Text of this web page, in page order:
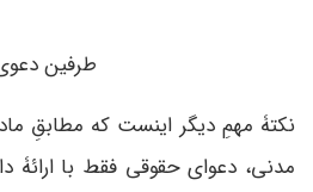
طرفین
مدنی، دعوای حقوقی فقط با